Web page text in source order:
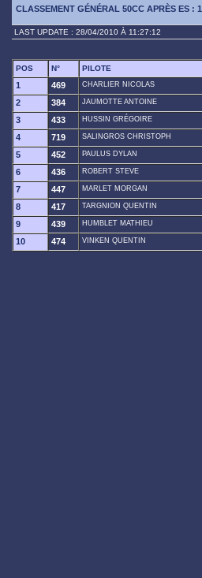
CLASSEMENT GÉNÉRAL 50CC APRÈS ES : 1
LAST UPDATE : 28/04/2010 À 11:27:12
POS N° PILOTE
1 469 CHARLIER NICOLAS
2
384 JAUMOTTE ANTOINE
3
433 HUSSIN GRÉGOIRE
4
719 SALINGROS CHRISTOPH
5
452 PAULUS DYLAN
6
436 ROBERT STEVE
7
447 MARLET MORGAN
8
417 TARGNION QUENTIN
9
439 HUMBLET MATHIEU
10
474 VINKEN QUENTIN